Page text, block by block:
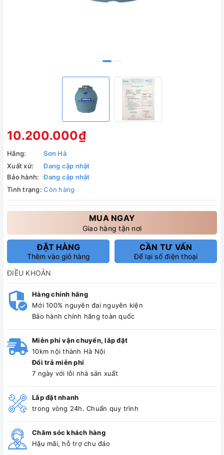
10.200.000₫
Hãng:
Sơn Hà
Xuất xứ:
Đang cập nhật
Bảo hành:
Đang cập nhật
Tình trạng: Còn hàng
MUA NGAY
Giao hàng tận nơi
ĐẶT HÀNG
Thêm vào giỏ hàng
CẦN TƯ VẤN
Để lại số điện thoại
ĐIỀU KHOẢN
Hàng chính hãng
Mới 100% nguyên đai nguyên kiện
Bảo hành chính hãng toàn quốc
Miễn phí vận chuyển, lắp đặt
10km nội thành Hà Nội
Đổi trả miễn phí
7 ngày với lỗi nhà sản xuất
Lắp đặt nhanh
trong vòng 24h. Chuẩn quy trình
Chăm sóc khách hàng
Hậu mãi, hỗ trợ chu đáo